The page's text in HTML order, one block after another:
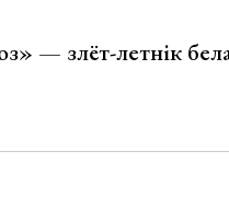
— злёт-летнік